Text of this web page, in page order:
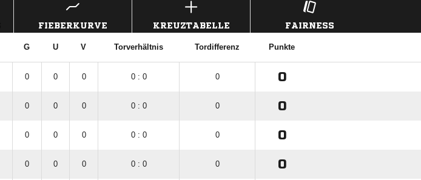
FIEBERKURVE KREUZTABELLE FAIRNESS
G U V Torverhältnis Tordifferenz Punkte
0 0 0 0 : 0 0 0
0 0 0 0 : 0 0 0
0 0 0 0 : 0 0 0
0 0 0 0 : 0 0 0